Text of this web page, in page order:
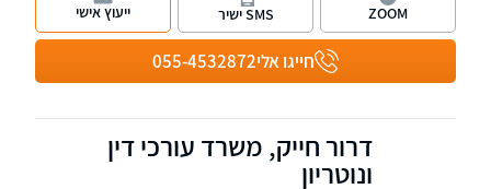
עבודה. מנהל פורומים תכנון ובניה, אלימות
במשפחה והיטל השבחה הפקעות. חבר בוועדת
מקרקעין וקניין וכן בוועדת ירושה ומשפחה, בלשכת
חייגו אלי055-4532872
ZOOM SMS ישיר ייעוץ אישי
דרור חייק, משרד עורכי דין
ונוטריון